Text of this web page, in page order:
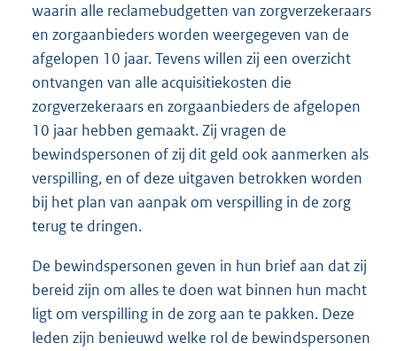
waarin alle reclamebudgetten van zorgverzekeraars
en zorgaanbieders worden weergegeven van de
afgelopen 10 jaar. Tevens willen zij een overzicht
ontvangen van alle acquisitiekosten die
zorgverzekeraars en zorgaanbieders de afgelopen
10 jaar hebben gemaakt. Zij vragen de
bewindspersonen of zij dit geld ook aanmerken als
verspilling, en of deze uitgaven betrokken worden
bij het plan van aanpak om verspilling in de zorg
terug te dringen.
De bewindspersonen geven in hun brief aan dat zij
bereid zijn om alles te doen wat binnen hun macht
ligt om verspilling in de zorg aan te pakken. Deze
leden zijn benieuwd welke rol de bewindspersonen